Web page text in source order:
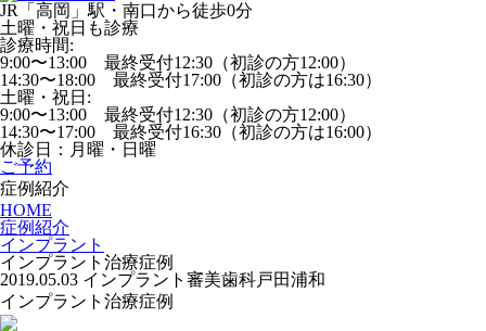
JR「高岡」駅・南口から徒歩0分
土曜・祝日も診療
診療時間:
9:00〜13:00 最終受付12:30（初診の方12:00）
14:30〜18:00 最終受付17:00（初診の方は16:30）
土曜・祝日:
9:00〜13:00 最終受付12:30（初診の方12:00）
14:30〜17:00 最終受付16:30（初診の方は16:00）
休診日：月曜・日曜
ご予約
症例紹介
HOME
症例紹介
インプラント
インプラント治療症例
2019.05.03 インプラント 審美歯科戸田浦和
インプラント治療症例